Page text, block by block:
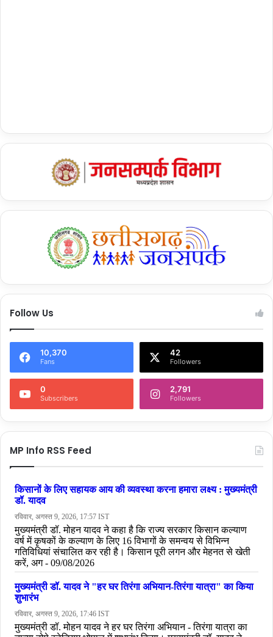
Follow Us
10,370
Fans
42
Followers
0
Subscribers
2,791
Followers
MP Info RSS Feed